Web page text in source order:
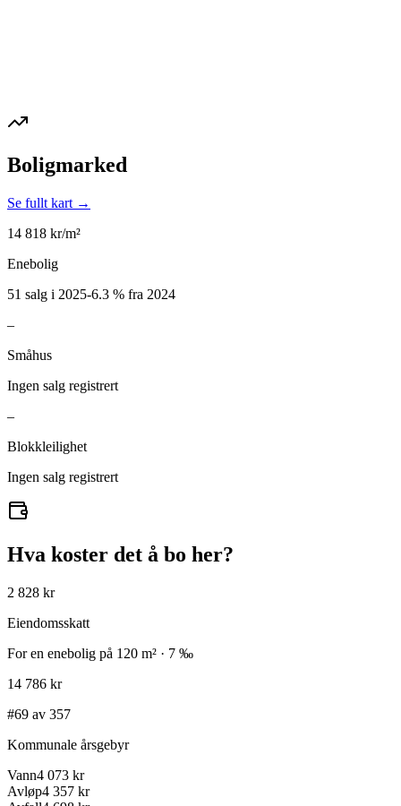
Boligmarked
Se fullt kart →
14 818 kr/m²
Enebolig
51 salg i 2025-6.3 % fra 2024
–
Småhus
Ingen salg registrert
–
Blokkleilighet
Ingen salg registrert
Hva koster det å bo her?
2 828 kr
Eiendomsskatt
For en enebolig på 120 m² · 7 ‰
14 786 kr
#69 av 357
Kommunale årsgebyr
Vann4 073 kr
Avløp4 357 kr